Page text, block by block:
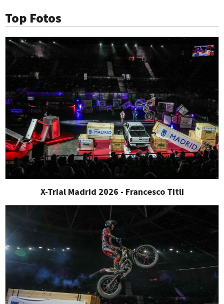
Top Fotos
X-Trial Madrid 2026 - Francesco Titli